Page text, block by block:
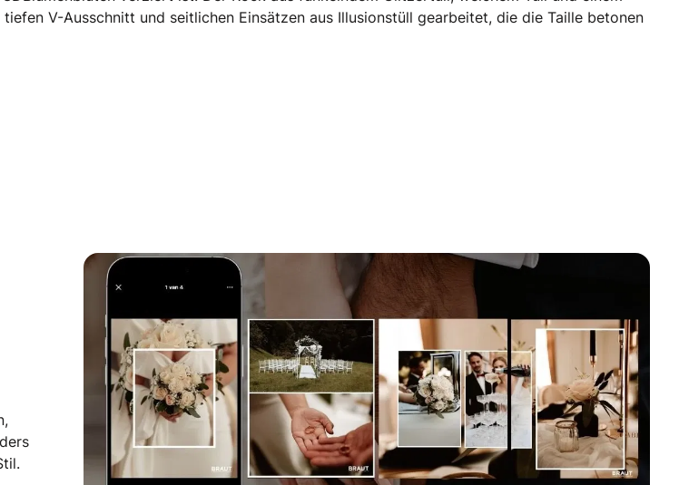
V­-Ausschnitt und seitlichen Einsätzen aus Illusionstüll gearbeitet, die die Taille betonen